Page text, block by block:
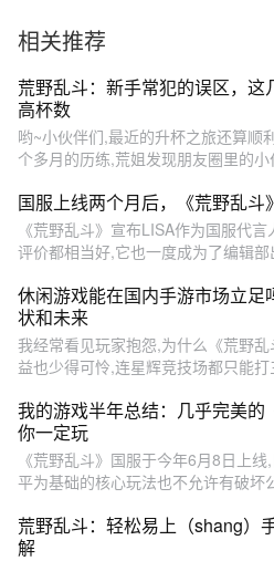
相关推荐
荒野乱斗：新手常犯的误区，
高杯数
哟~小伙伴们,最近的升杯之旅还算顺
个多月的历练,荒姐发现朋友圈里的
国服上线两个月后，《荒野乱斗
《荒野乱斗》宣布LISA作为国服代
评价都相当好,它也一度成为了编辑
休闲游戏能在国内手游市场立
状和未来
我经常看见玩家抱怨,为什么《荒野
益也少得可怜,连星辉竞技场都只能
我的游戏半年总结：几乎完美的
你一定玩
《荒野乱斗》国服于今年6月8日上
平为基础的核心玩法也不允许有破坏
荒野乱斗：轻松易上（shang）
解